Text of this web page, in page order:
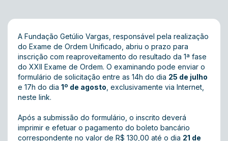
A Fundação Getúlio Vargas, responsável pela realização
do Exame de Ordem Unificado, abriu o prazo para
inscrição com reaproveitamento do resultado da 1ª fase
do XXII Exame de Ordem. O examinando pode enviar o
formulário de solicitação entre as 14h do dia 25 de julho
e 17h do dia 1º de agosto , exclusivamente via Internet,
neste link.
Após a submissão do formulário, o inscrito deverá
imprimir e efetuar o pagamento do boleto bancário
correspondente no valor de R$ 130,00 até o dia 21 de